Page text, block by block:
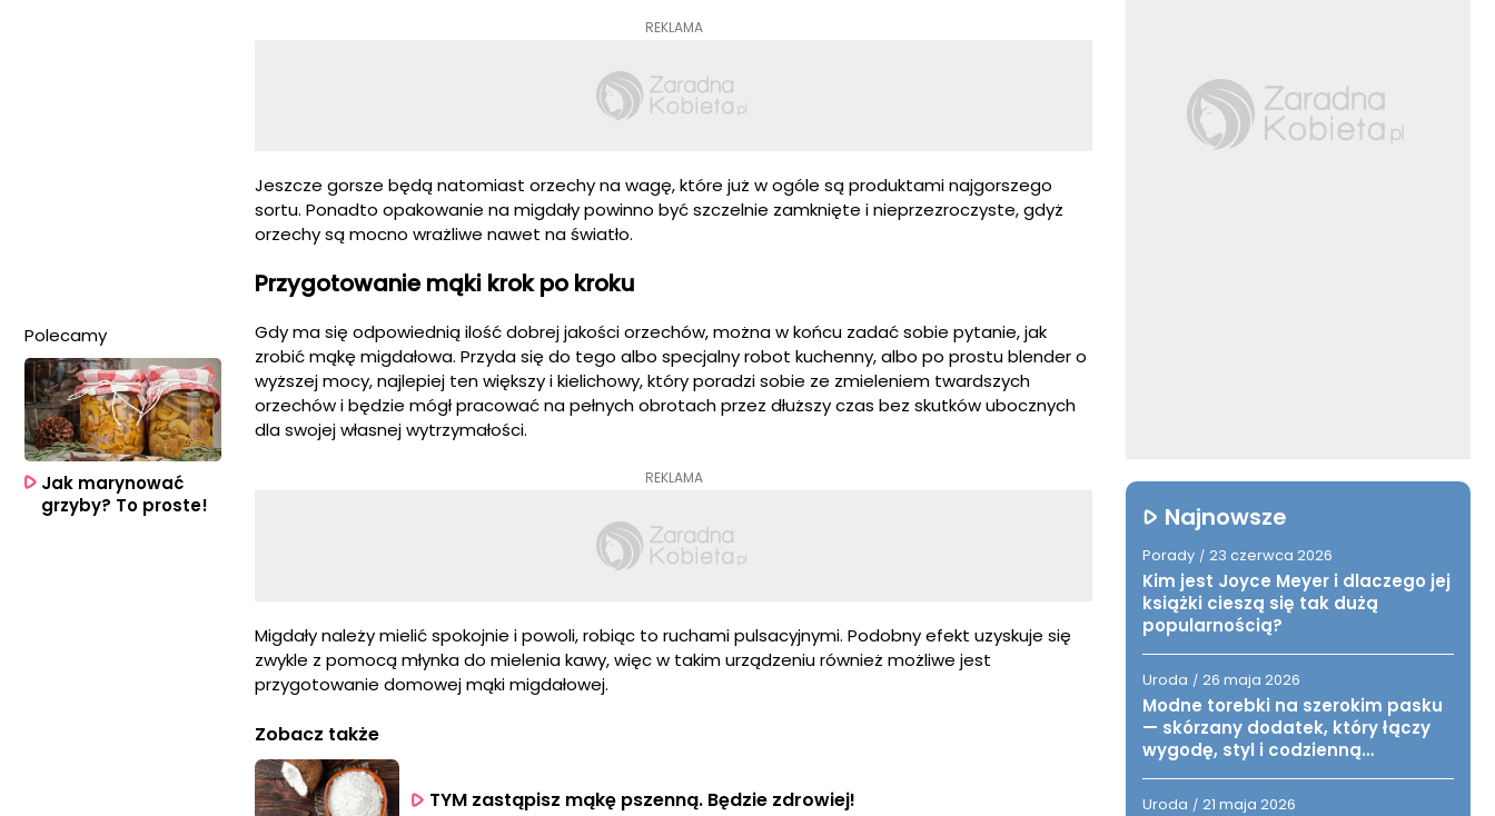
REKLAMA
Jeszcze gorsze będą natomiast orzechy na wagę, które już w ogóle są produktami najgorszego
sortu. Ponadto opakowanie na migdały powinno być szczelnie zamknięte i nieprzezroczyste, gdyż
orzechy są mocno wrażliwe nawet na światło.
Przygotowanie mąki krok po kroku
Gdy ma się odpowiednią ilość dobrej jakości orzechów, można w końcu zadać sobie pytanie, jak
zrobić mąkę migdałowa. Przyda się do tego albo specjalny robot kuchenny, albo po prostu blender o
wyższej mocy, najlepiej ten większy i kielichowy, który poradzi sobie ze zmieleniem twardszych
orzechów i będzie mógł pracować na pełnych obrotach przez dłuższy czas bez skutków ubocznych
dla swojej własnej wytrzymałości.
REKLAMA
Migdały należy mielić spokojnie i powoli, robiąc to ruchami pulsacyjnymi. Podobny efekt uzyskuje się
zwykle z pomocą młynka do mielenia kawy, więc w takim urządzeniu również możliwe jest
przygotowanie domowej mąki migdałowej.
Zobacz także
TYM zastąpisz mąkę pszenną. Będzie zdrowiej!
Polecamy
Jak marynować
grzyby? To proste!
Najnowsze
Porady / 23 czerwca 2026
Kim jest Joyce Meyer i dlaczego jej
książki cieszą się tak dużą
popularnością?
Uroda / 26 maja 2026
Modne torebki na szerokim pasku
— skórzany dodatek, który łączy
wygodę, styl i codzienną
Uroda / 21 maja 2026